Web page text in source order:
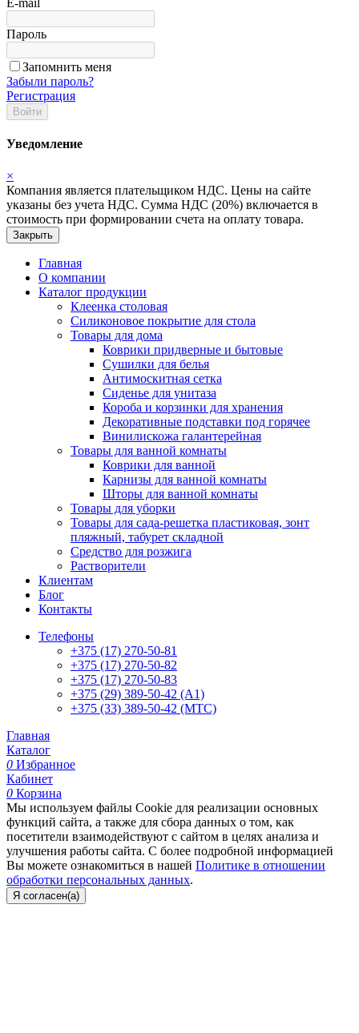
E-mail
Пароль
Запомнить меня
Забыли пароль?
Регистрация
Войти
Уведомление
×
Компания является плательщиком НДС. Цены на сайте
указаны без учета НДС. Сумма НДС (20%) включается в
стоимость при формировании счета на оплату товара.
Закрыть
Главная
О компании
Каталог продукции
Клеенка столовая
Силиконовое покрытие для стола
Товары для дома
Коврики придверные и бытовые
Сушилки для белья
Антимоскитная сетка
Сиденье для унитаза
Короба и корзинки для хранения
Декоративные подставки под горячее
Винилискожа галантерейная
Товары для ванной комнаты
Коврики для ванной
Карнизы для ванной комнаты
Шторы для ванной комнаты
Товары для уборки
Товары для сада-решетка пластиковая, зонт
пляжный, табурет складной
Средство для розжига
Растворители
Клиентам
Блог
Контакты
Телефоны
+375 (17) 270-50-81
+375 (17) 270-50-82
+375 (17) 270-50-83
+375 (29) 389-50-42 (А1)
+375 (33) 389-50-42 (МТС)
Главная
Каталог
0 Избранное
Кабинет
0 Корзина
Мы используем файлы Cookie для реализации основных
функций сайта, а также для сбора данных о том, как
посетители взаимодействуют с сайтом в целях анализа и
улучшения работы сайта. С более подробной информацией
Вы можете ознакомиться в нашей Политике в отношении
обработки персональных данных.
Я согласен(а)